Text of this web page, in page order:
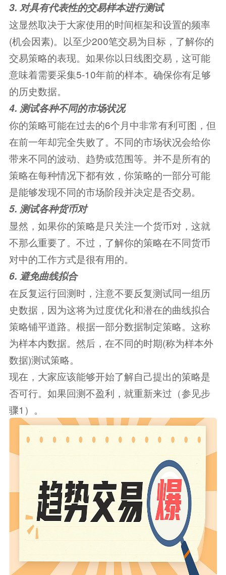
3. 对具有代表性的交易样本进行测试
这显然取决于大家使用的时间框架和设置的频率
(机会因素)。以至少200笔交易为目标，了解你的
交易策略的表现。如果你以日线图交易，这可能
意味着需要采集5-10年前的样本。确保你有足够
的历史数据。
4. 测试各种不同的市场状况
你的策略可能在过去的6个月中非常有利可图，但
在前一年却完全失败了。不同的市场状况会给你
带来不同的波动、趋势或范围等。并不是所有的
策略在每种情况下都有效，你策略的一部分可能
是能够发现不同的市场阶段并决定是否交易。
5. 测试各种货币对
显然，如果你的策略是只关注一个货币对，这就
不那么重要了。不过，了解你的策略在不同货币
对中的工作方式是很有用的。
6. 避免曲线拟合
在反复运行回测时，注意不要反复测试同一组历
史数据，因为这将为过度优化和潜在的曲线拟合
策略铺平道路。根据一部分数据制定策略。这称
为样本内数据。然后，在不同的时期(称为样本外
数据)测试策略。
现在，大家应该能够开始了解自己提出的策略是
否可行。如果回测不盈利，就重新来过（参见步
骤1）。